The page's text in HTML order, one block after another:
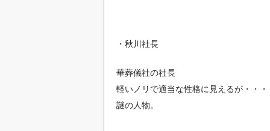
・秋川社長
華葬儀社の社長
軽いノリで適当な性格に見えるが・・・
謎の人物。